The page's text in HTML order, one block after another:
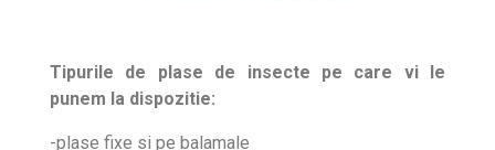
Tipurile de plase de insecte pe care vi le
punem la dispozitie:
-plase fixe si pe balamale